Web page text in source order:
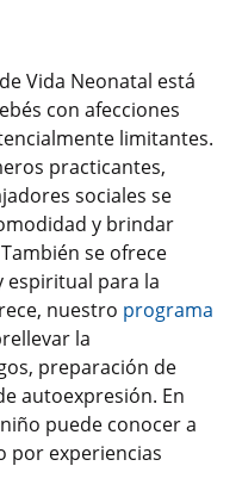
Vida Neonatal está
con afecciones
limitantes.
practicantes,
sociales se
y brindar
se ofrece
espiritual para la
nuestro programa
la
preparación de
autoexpresión. En
puede conocer a
por experiencias